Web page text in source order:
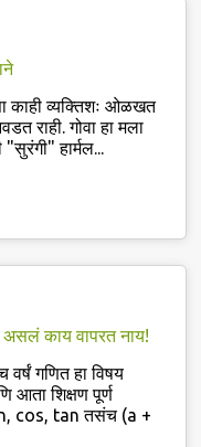
काही व्यक्तिशः ओळखत
राही. गोवा हा मला
हार्मल...
काय वापरत नाय!
गणित हा विषय
आता शिक्षण पूर्ण
cos, tan तसंच (a +